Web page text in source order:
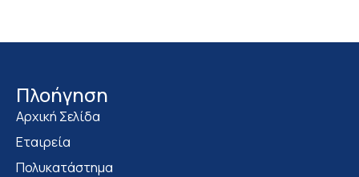
Πλοήγηση
Αρχική Σελίδα
Εταιρεία
Πολυκατάστημα